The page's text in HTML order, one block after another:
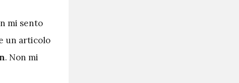
mi sento
un articolo
. Non mi